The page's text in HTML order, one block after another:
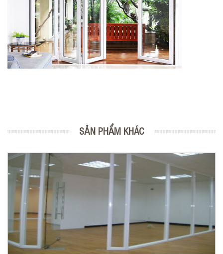
SẢN PHẨM KHÁC